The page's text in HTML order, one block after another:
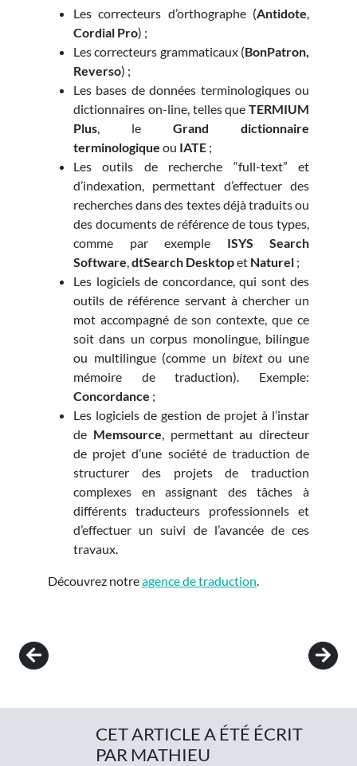
Les correcteurs d’orthographe (Antidote
Cordial Pro) ;
Les correcteurs grammaticaux (BonPatron,
Reverso) ;
Les bases de données terminologiques ou
dictionnaires on-line, telles que TERMIUM
Plus , le Grand dictionnaire
terminologique ou IATE ;
Les outils de recherche “full-text” et
d’indexation, permettant d’effectuer des
recherches dans des textes déjà traduits ou
des documents de référence de tous types,
comme par exemple ISYS Search
Software dtSearch Desktopet Naturel ;
Les logiciels de concordance, qui sont des
outils de référence servant à chercher un
mot accompagné de son contexte, que ce
soit dans un corpus monolingue, bilingue
ou multilingue (comme un bitextou une
mémoire de traduction). Exemple:
Concordance ;
Les logiciels de gestion de projet à l’instar
de Memsource , permettant au directeur
de projet d’une société de traduction de
structurer des projets de traduction
complexes en assignant des tâches à
différents traducteurs professionnels et
d’effectuer un suivi de l’avancée de ces
travaux.
Découvrez notreagence de traduction
Post navigation
CET ARTICLE A ÉTÉ ÉCRIT
PAR MATHIEU